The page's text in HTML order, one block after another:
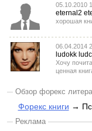
05.10.2010
eternal2
хорошая
06.04.2014
ludokk
Хочу
ценная
Обзор форекс
Форекс книги →
Реклама